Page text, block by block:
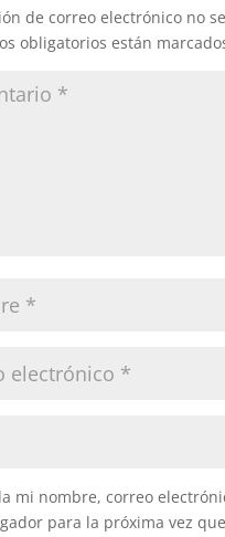
de correo electrónico no
obligatorios están
mi nombre, correo
para la próxima vez